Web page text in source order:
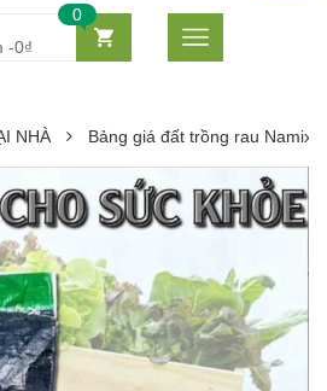
-0₫
0
NHÀ Bảng giá đất trồng rau Namix